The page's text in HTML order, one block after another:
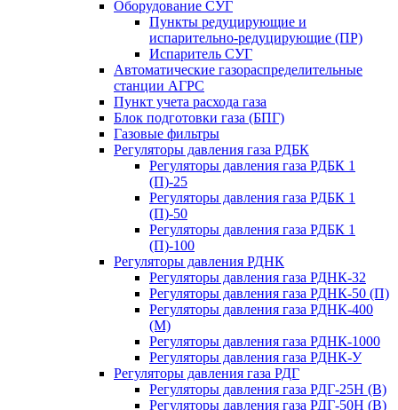
Оборудование СУГ
Пункты редуцирующие и
испарительно-редуцирующие (ПР)
Испаритель СУГ
Автоматические газораспределительные
станции АГРС
Пункт учета расхода газа
Блок подготовки газа (БПГ)
Газовые фильтры
Регуляторы давления газа РДБК
Регуляторы давления газа РДБК 1
(П)-25
Регуляторы давления газа РДБК 1
(П)-50
Регуляторы давления газа РДБК 1
(П)-100
Регуляторы давления РДНК
Регуляторы давления газа РДНК-32
Регуляторы давления газа РДНК-50 (П)
Регуляторы давления газа РДНК-400
(М)
Регуляторы давления газа РДНК-1000
Регуляторы давления газа РДНК-У
Регуляторы давления газа РДГ
Регуляторы давления газа РДГ-25Н (В)
Регуляторы давления газа РДГ-50Н (В)